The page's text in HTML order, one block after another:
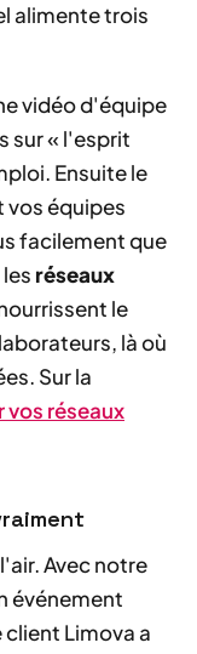
alimente trois
vidéo d'équipe
sur « l'esprit
Ensuite le
vos équipes
facilement que
réseaux
le
là où
Sur la
vos réseaux
Avec notre
événement
Limova a